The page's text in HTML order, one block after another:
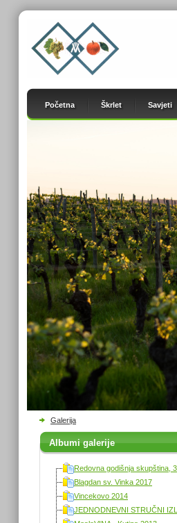
Početna Škrlet Savjeti
Galerija
Albumi galerije
Redovna godišnja skupština,
Blagdan sv. Vinka 2017
Vincekovo 2014
JEDNODNEVNI STRUČNI